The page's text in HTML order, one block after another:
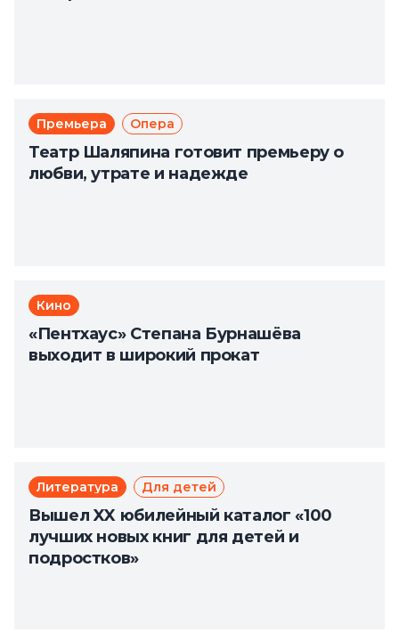
Премьера Опера
Театр Шаляпина готовит премьеру о
любви, утрате и надежде
Кино
«Пентхаус» Степана Бурнашёва
выходит в широкий прокат
Литература Для детей
Вышел XX юбилейный каталог «100
лучших новых книг для детей и
подростков»